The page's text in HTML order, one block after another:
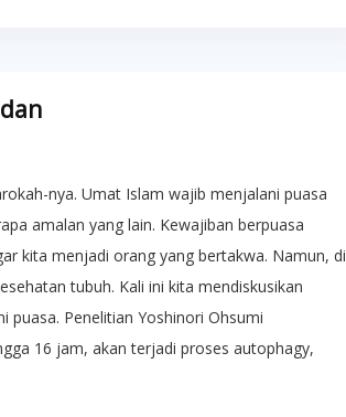
nya. Umat Islam wajib menjalani puasa
amalan yang lain. Kewajiban berpuasa
kita menjadi orang yang bertakwa. Namun, di
tubuh. Kali ini kita mendiskusikan
Penelitian Yoshinori Ohsumi
16 jam, akan terjadi proses autophagy,